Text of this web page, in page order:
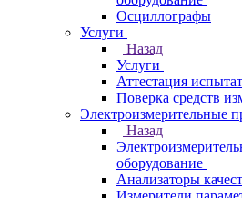
Осциллографы
Услуги
Назад
Услуги
Аттестация
Поверка средств
Электроизмерительные
Назад
оборудование
Анализаторы